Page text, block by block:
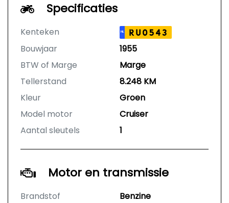
Specificaties
Kenteken NL RU0543
Bouwjaar
1955
BTW of Marge
Marge
Tellerstand
8.248 KM
Kleur
Groen
Model motor
Cruiser
Aantal sleutels
1
Motor en transmissie
Brandstof
Benzine